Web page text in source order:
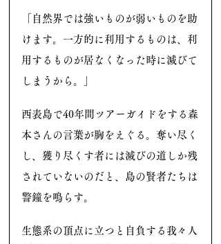
「自然界では強いものが弱いものを助
けます。一方的に利用するものは、利
用するものが居なくなった時に滅びて
しまうから。」
西表島で40年間ツアーガイドをする森
本さんの言葉が胸をえぐる。奪い尽く
し、獲り尽くす者には滅びの道しか残
されていないのだと、島の賢者たちは
警鐘を鳴らす。
生態系の頂点に立つと自負する我々人